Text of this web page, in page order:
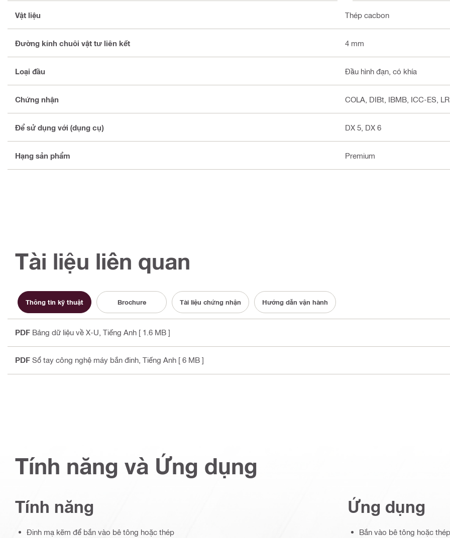
Vật liệu Thép cacbon
Đường kính chuôi vật tư liên kết 4 mm
Loại đầu Đầu hình đạn, có khía
Chứng nhận COLA, DIBt, IBMB, ICC-ES, LR
Để sử dụng với (dụng cụ) DX 5, DX 6
Hạng sản phẩm Premium
Tài liệu liên quan
Thông tin kỹ thuật Brochure Tài liệu chứng nhận Hướng dẫn vận hành
PDF Bảng dữ liệu về X-U , Tiếng Anh [ 1.6 MB ]
PDF Sổ tay công nghệ máy bắn đinh , Tiếng Anh [ 6 MB ]
Tính năng và Ứng dụng
Tính năng
Đinh mạ kẽm để bắn vào bê tông hoặc thép
Ứng dụng
Bắn vào bê tông hoặc thép